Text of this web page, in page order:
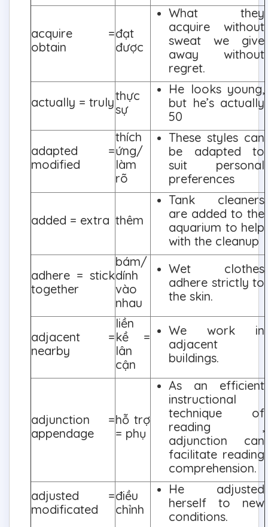
acquire =
obtain
đạt
được
What they
acquire without
sweat we give
away without
regret.
actually = trulythực
sự
He looks young,
but he’s actually
50
adapted =
modified
thích
ứng/
làm
rõ
These styles can
be adapted to
suit personal
preferences
added = extra thêm
Tank cleaners
are added to the
aquarium to help
with the cleanup
adhere = stick
together
bám/
dính
vào
nhau
Wet clothes
adhere strictly to
the skin.
adjacent =
nearby
liền
kề =
lân
cận
We work in
adjacent
buildings.
adjunction =
appendage
hỗ trợ
= phụ
As an efficient
instructional
technique of
reading ,
adjunction can
facilitate reading
comprehension.
adjusted =
modificated
điều
chỉnh
He adjusted
herself to new
conditions.